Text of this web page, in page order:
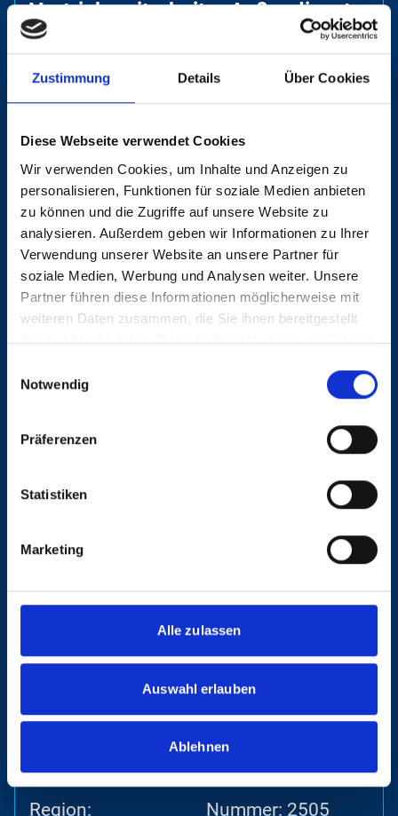
Zustimmung Details Über Cookies
Diese Webseite verwendet Cookies
Wir verwenden Cookies, um Inhalte und Anzeigen zu
personalisieren, Funktionen für soziale Medien anbieten
zu können und die Zugriffe auf unsere Website zu
analysieren. Außerdem geben wir Informationen zu Ihrer
Verwendung unserer Website an unsere Partner für
soziale Medien, Werbung und Analysen weiter. Unsere
Partner führen diese Informationen möglicherweise mit
weiteren Daten zusammen, die Sie ihnen bereitgestellt
haben oder die sie im Rahmen Ihrer Nutzung der Dienste
Notwendig
Präferenzen
Statistiken
Marketing
Alle zulassen
Auswahl erlauben
Ablehnen
Vertriebsmitarbeiter Außendienst
(m/w/d)
Region: Hamburg Nummer: 2541
Disposition nationaler Nah- und
Fernverkehr (m/w/d)
Region: Schleswig-
Holstein
Nummer: 2532
Disponent Nahverkehr (m/w/d)
Abteilungsleitung See Export Consol
(m/w/d)
Region: Hamburg Nummer: 2517
Operations Specialist (m/w/d)
Niederlassungsleitung (m/w/d)
Region:
Nummer: 2505